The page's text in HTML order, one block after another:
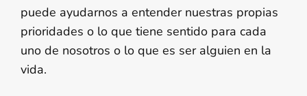
puede ayudarnos a entender nuestras propias
prioridades o lo que tiene sentido para cada
uno de nosotros o lo que es ser alguien en la
vida.